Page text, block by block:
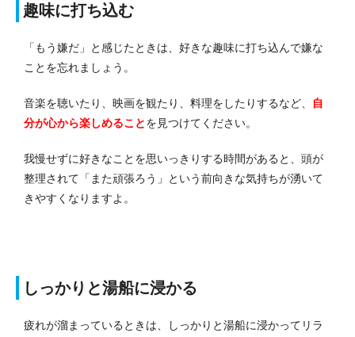
趣味に打ち込む
「もう嫌だ」と感じたときは、好きな趣味に打ち込んで嫌な
ことを忘れましょう。
音楽を聴いたり、映画を観たり、料理をしたりするなど、
自
分が心から楽しめることを見つけてください。
我慢せずに好きなことを思いっきりする時間があると、頭が
整理されて「また頑張ろう」という前向きな気持ちが湧いて
きやすくなりますよ。
しっかりと湯船に浸かる
疲れが溜まっているときは、しっかりと湯船に浸かってリラ